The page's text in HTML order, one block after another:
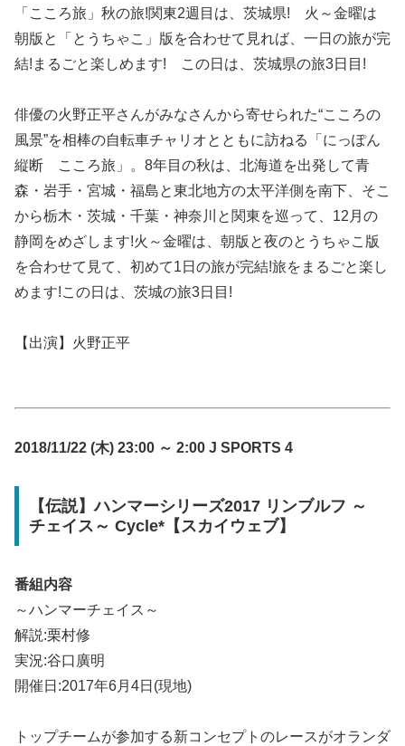
「こころ旅」秋の旅!関東2週目は、茨城県! 火～金曜は
朝版と「とうちゃこ」版を合わせて見れば、一日の旅が完
結!まるごと楽しめます! この日は、茨城県の旅3日目!
俳優の火野正平さんがみなさんから寄せられた“こころの
風景”を相棒の自転車チャリオとともに訪ねる「にっぽん
縦断 こころ旅」。8年目の秋は、北海道を出発して青
森・岩手・宮城・福島と東北地方の太平洋側を南下、そこ
から栃木・茨城・千葉・神奈川と関東を巡って、12月の
静岡をめざします!火～金曜は、朝版と夜のとうちゃこ版
を合わせて見て、初めて1日の旅が完結!旅をまるごと楽し
めます!この日は、茨城の旅3日目!
【出演】火野正平
2018/11/22 (木) 23:00 ～ 2:00 J SPORTS 4
【伝説】ハンマーシリーズ2017 リンブルフ ～
チェイス～ Cycle*【スカイウェブ】
番組内容
～ハンマーチェイス～
解説:栗村修
実況:谷口廣明
開催日:2017年6月4日(現地)
トップチームが参加する新コンセプトのレースがオランダ